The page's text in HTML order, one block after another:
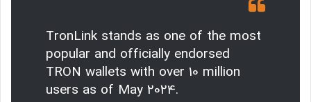
TronLink stands as one of the most
popular and officially endorsed
TRON wallets with over 10 million
users as of May 2024.